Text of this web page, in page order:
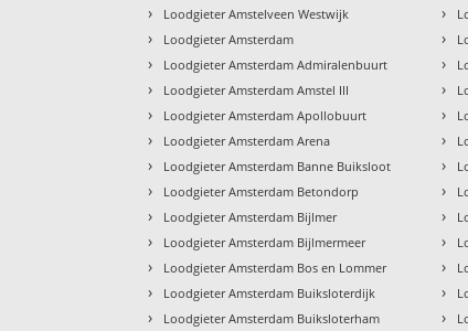
› Loodgieter Amstelveen Westwijk
› Loodgieter Amsterdam
› Loodgieter Amsterdam Admiralenbuurt
› Loodgieter Amsterdam Amstel III
› Loodgieter Amsterdam Apollobuurt
› Loodgieter Amsterdam Arena
› Loodgieter Amsterdam Banne Buiksloot
› Loodgieter Amsterdam Betondorp
› Loodgieter Amsterdam Bijlmer
› Loodgieter Amsterdam Bijlmermeer
› Loodgieter Amsterdam Bos en Lommer
› Loodgieter Amsterdam Buiksloterdijk
› Loodgieter Amsterdam Buiksloterham
›
›
›
›
›
›
›
›
›
›
›
›
›